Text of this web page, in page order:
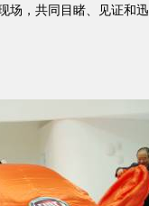
场，共同目睹、见证和